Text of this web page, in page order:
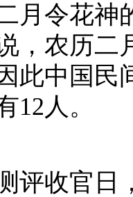
月令花神
，农历二
此中国民
12人。
评收官日